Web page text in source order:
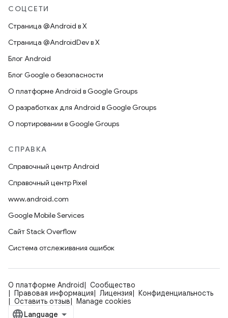
СОЦСЕТИ
Страница @Android в X
Страница @AndroidDev в X
Блог Android
Блог Google о безопасности
О платформе Android в Google Groups
О разработках для Android в Google Groups
О портировании в Google Groups
СПРАВКА
Справочный центр Android
Справочный центр Pixel
www.android.com
Google Mobile Services
Сайт Stack Overflow
Система отслеживания ошибок
О платформе Android
Сообщество
Правовая информация
Лицензия
Конфиденциальность
Оставить отзыв
Manage cookies